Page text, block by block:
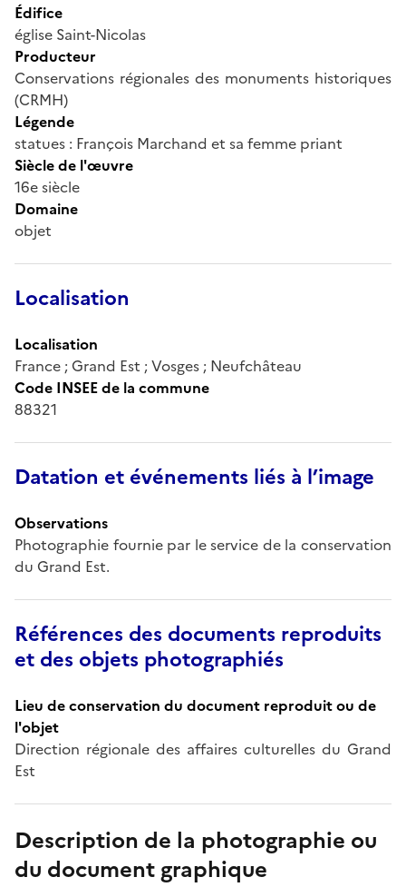
Édifice
église Saint-Nicolas
Producteur
Conservations régionales des monuments historiques
(CRMH)
Légende
statues : François Marchand et sa femme priant
Siècle de l'œuvre
16e siècle
Domaine
objet
Localisation
Localisation
France ; Grand Est ; Vosges ; Neufchâteau
Code INSEE de la commune
88321
Datation et événements liés à l’image
Observations
Photographie fournie par le service de la conservation
du Grand Est.
Références des documents reproduits
et des objets photographiés
Lieu de conservation du document reproduit ou de
l'objet
Direction régionale des affaires culturelles du Grand
Est
Description de la photographie ou
du document graphique